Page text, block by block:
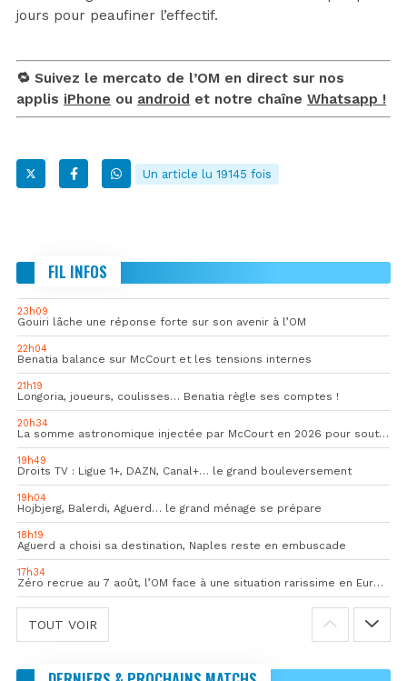
jours pour peaufiner l’effectif.
🔁 Suivez le mercato de l’OM en direct sur nos
applis iPhone ou android et notre chaîne Whatsapp !
Un article lu 19145 fois
FIL INFOS
23h09
Gouiri lâche une réponse forte sur son avenir à l’OM
22h04
Benatia balance sur McCourt et les tensions internes
21h19
Longoria, joueurs, coulisses… Benatia règle ses comptes !
20h34
La somme astronomique injectée par McCourt en 2026 pour soutenir l’OM
19h49
Droits TV : Ligue 1+, DAZN, Canal+… le grand bouleversement
19h04
Hojbjerg, Balerdi, Aguerd… le grand ménage se prépare
18h19
Aguerd a choisi sa destination, Naples reste en embuscade
17h34
Zéro recrue au 7 août, l’OM face à une situation rarissime en Europe
TOUT VOIR